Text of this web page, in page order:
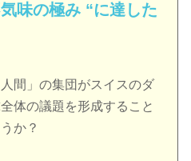
味の極み “に達した
間」の集団がスイスのダ
体の議題を形成すること
か？